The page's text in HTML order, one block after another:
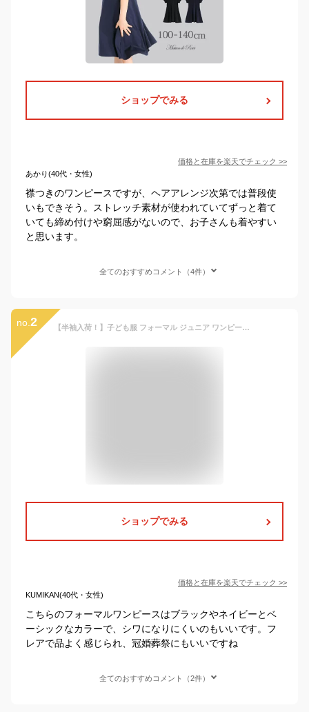
ショップでみる
価格と在庫を楽天でチェック >>
あかり(40代・女性)
襟つきのワンピースですが、ヘアアレンジ次第では普段使
いもできそう。ストレッチ素材が使われていてずっと着て
いても締め付けや窮屈感がないので、お子さんも着やすい
と思います。
全てのおすすめコメント（4件）
no. 2 【半袖入荷！】子ども服 フォーマル ジュニア ワンピース カットソー 女の子 小学生 喪服 子供 半袖 発表会 シンプル 学校説明会 服装 子供 長袖 フォーマルフレアワンピース 100 110 120 130 140 150 160cm CHOPIN/ショパン[結婚式 冠婚葬祭 法事 黒 紺 ブラック ネイビー
ショップでみる
価格と在庫を楽天でチェック >>
KUMIKAN(40代・女性)
こちらのフォーマルワンピースはブラックやネイビーとベ
ーシックなカラーで、シワになりにくいのもいいです。フ
レアで品よく感じられ、冠婚葬祭にもいいですね
全てのおすすめコメント（2件）